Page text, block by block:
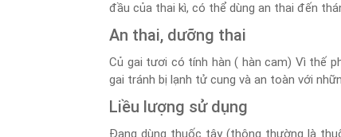
đầu của thai kì, có thể dùng an thai đến
An thai, dưỡng thai
Củ gai tươi có tính hàn ( hàn cam) Vì thế
gai tránh bị lạnh tử cung và an toàn với
Liều lượng sử dụng
Đang dùng thuốc tây (thông thường là